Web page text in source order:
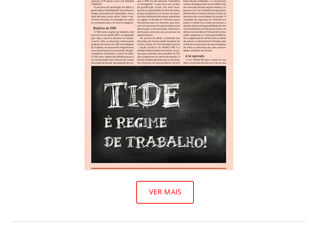
VER MAIS